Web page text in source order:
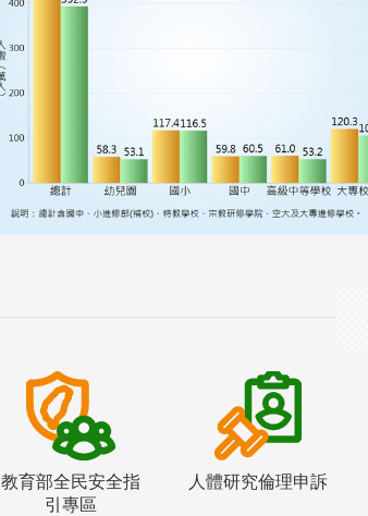
教育部全民安全指
引專區
人體研究倫理申訴